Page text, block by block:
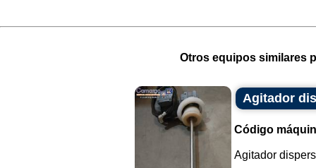
Otros equipos similares
Agitador
Código
Agitador